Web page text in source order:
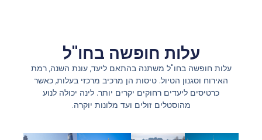
עלות חופשה בחו"ל
עלות חופשה בחו"ל משתנה בהתאם ליעד, עונת השנה, רמת
האירוח וסגנון הטיול. טיסות הן מרכיב מרכזי בעלות, כאשר
כרטיסים ליעדים רחוקים יקרים יותר. לינה יכולה לנוע
מהוסטלים זולים ועד מלונות יוקרה.